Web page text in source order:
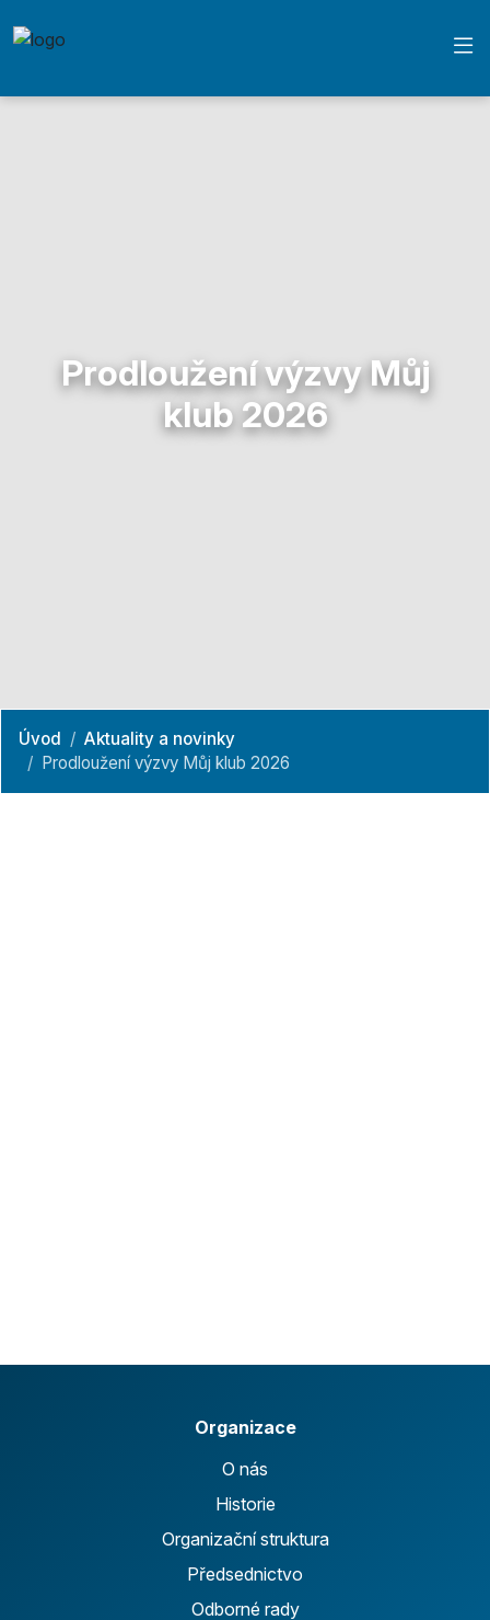
Prodloužení výzvy Můj
klub 2026
Úvod
Aktuality a novinky
Prodloužení výzvy Můj klub 2026
Organizace
O nás
Historie
Organizační struktura
Předsednictvo
Odborné rady